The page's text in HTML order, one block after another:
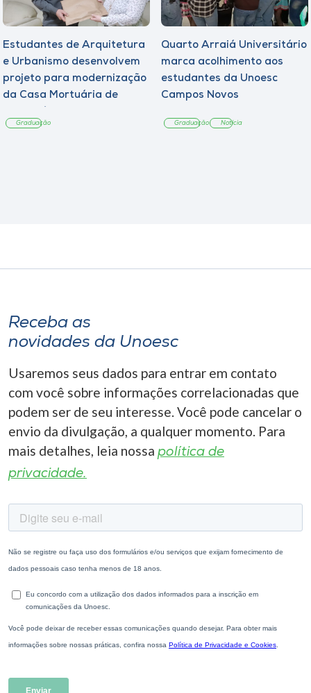
Estudantes de Arquitetura
e Urbanismo desenvolvem
projeto para modernização
da Casa Mortuária de
Graduação
Quarto Arraiá Universitário
marca acolhimento aos
estudantes da Unoesc
Campos Novos
Graduação Notícia
Receba as
novidades da Unoesc
Usaremos seus dados para entrar em contato
com você sobre informações correlacionadas que
podem ser de seu interesse. Você pode cancelar o
envio da divulgação, a qualquer momento. Para
mais detalhes, leia nossa política de
privacidade.